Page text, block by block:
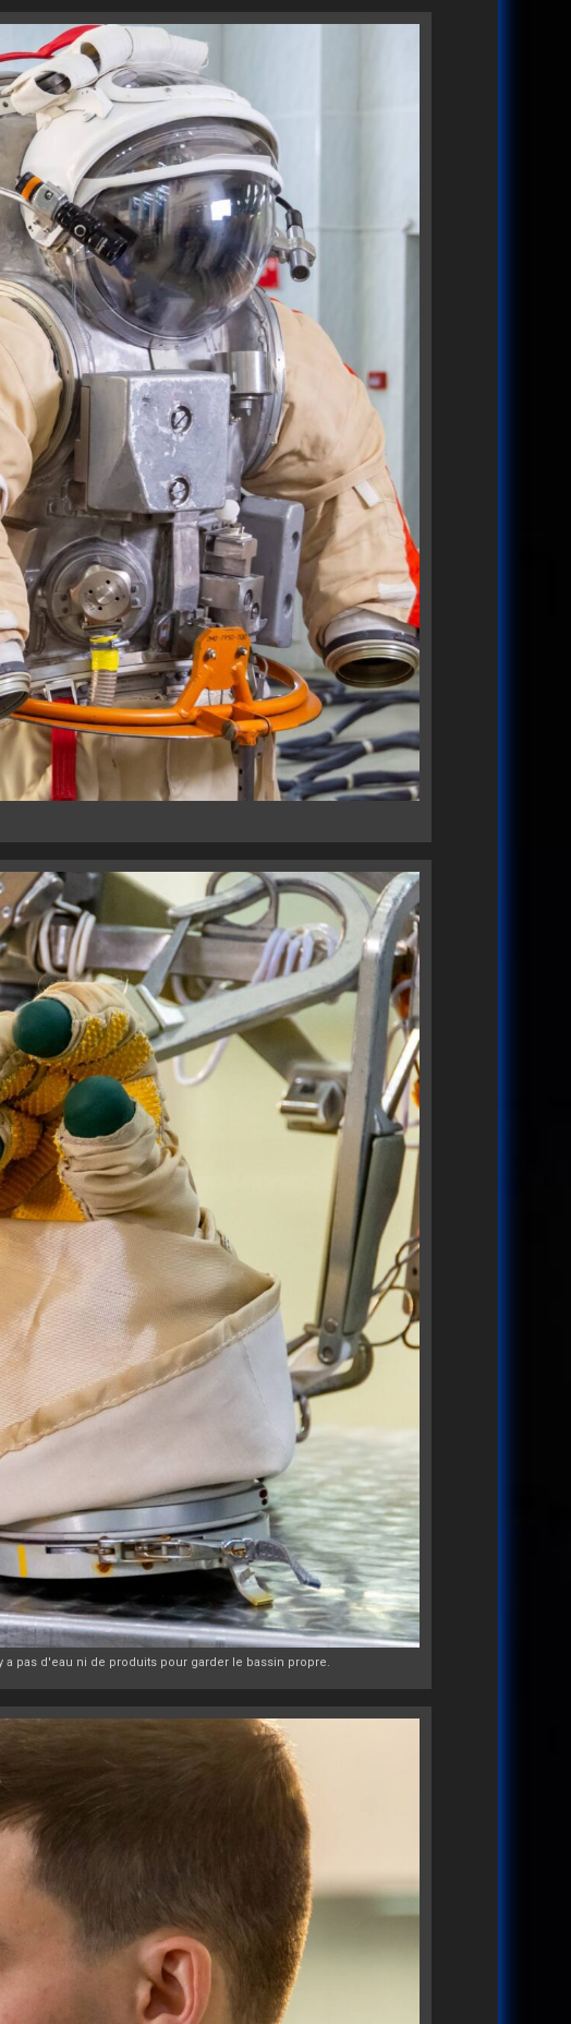
pas d'eau ni de produits pour garder le bassin propre.